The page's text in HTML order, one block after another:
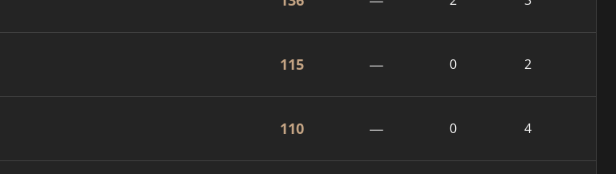
115 — 0 2
110 — 0 4